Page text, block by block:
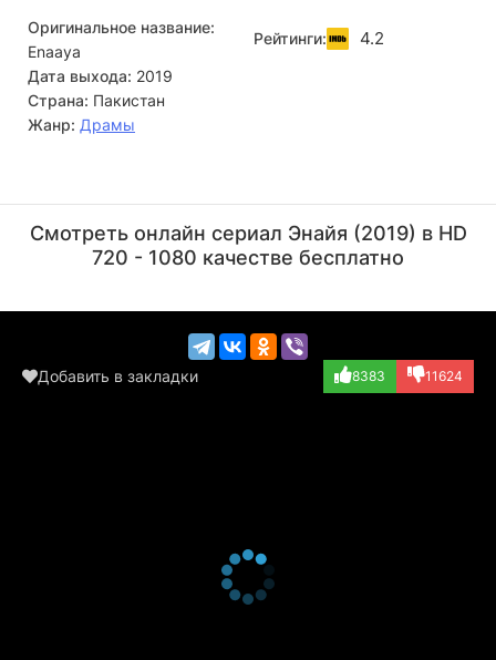
знакомится с солистом, и между ними зарождаются
тёплые чувства. Однако поклонница ведущего
исполнителя воспринимает новую участницу как угрозу.
Вскоре неприязнь перерастает в открытую
конфронтацию, а сцена становится ареной для
столкновения амбиций и ревности.
Оригинальное название:
Enaaya
Дата выхода: 2019
Страна: Пакистан
Жанр: Драмы
Рейтинги: 4.2
(Enaaya)
Смотреть онлайн сериал Энайя (2019) в HD
720 - 1080 качестве бесплатно
Добавить в закладки 8383 11624